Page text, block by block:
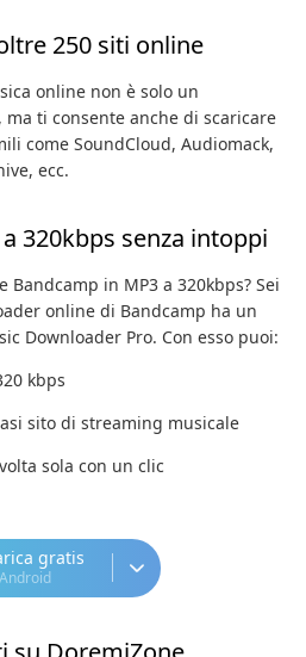
250 siti online
online non è solo un
ti consente anche di scaricare
come SoundCloud, Audiomack,
ecc.
320kbps senza intoppi
in MP3 a 320kbps? Sei
online di Bandcamp ha un
Downloader Pro. Con esso puoi:
kbps
sito di streaming musicale
sola con un clic
gratis